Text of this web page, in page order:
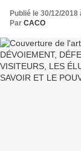
VISITEURS, LES ÉLUS DU
ONT LE
DIRE NON
Publié le 30/12/2018
Par CACO